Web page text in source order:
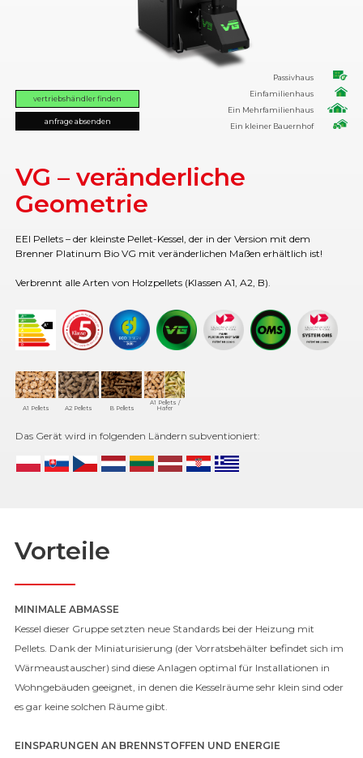
VG – veränderliche
Geometrie
EEI Pellets – der kleinste Pellet-Kessel, der in der Version mit dem
Brenner Platinum Bio VG mit veränderlichen Maßen erhältlich ist!
Verbrennt alle Arten von Holzpellets (Klassen A1, A2, B).
A1 Pellets A2 Pellets B Pellets
A1 Pellets /
Hafer
Das Gerät wird in folgenden Ländern subventioniert:
vertriebshändler finden
anfrage absenden
Passivhaus
Einfamilienhaus
Ein Mehrfamilienhaus
Ein kleiner Bauernhof
Vorteile
MINIMALE ABMASSE
Kessel dieser Gruppe setzten neue Standards bei der Heizung mit
Pellets. Dank der Miniaturisierung (der Vorratsbehälter befindet sich im
Wärmeaustauscher) sind diese Anlagen optimal für Installationen in
Wohngebäuden geeignet, in denen die Kesselräume sehr klein sind oder
es gar keine solchen Räume gibt.
EINSPARUNGEN AN BRENNSTOFFEN UND ENERGIE